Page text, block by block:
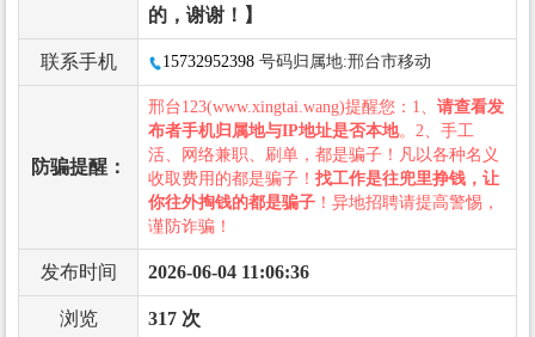
的，谢谢！】
联系手机 15732952398 号码归属地:邢台市移动
防骗提醒：
邢台123(www.xingtai.wang)提醒您：1、 请查看发
布者手机归属地与IP地址是否本地。2、手工
活、网络兼职、刷单，都是骗子！凡以各种名义
收取费用的都是骗子！ 找工作是往兜里挣钱，让
你往外掏钱的都是骗子 ！异地招聘请提高警惕，
谨防诈骗！
发布时间 2026-06-04 11:06:36
浏览 317 次